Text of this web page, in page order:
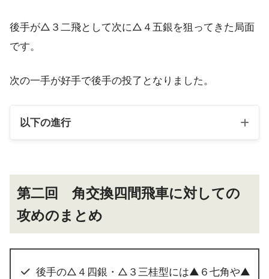
後手が△３二飛として次に△４五銀を狙ってきた局面
です。
次の一手が好手で後手の投了となりました。
以下の進行
第二回 角交換四間飛車に対しての
攻めのまとめ
後手の△４四銀・△３三桂型には▲６七角や▲